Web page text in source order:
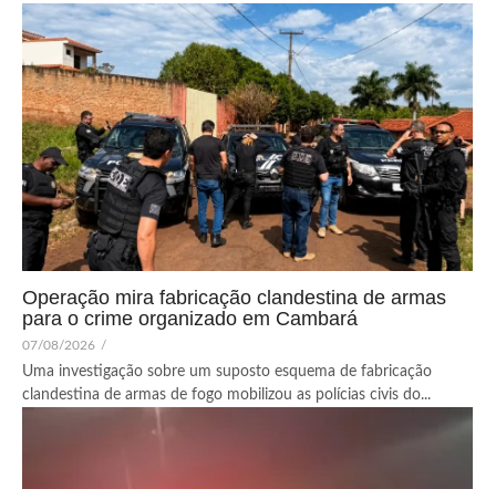
Operação mira fabricação clandestina de armas
para o crime organizado em Cambará
07/08/2026 /
Uma investigação sobre um suposto esquema de fabricação
clandestina de armas de fogo mobilizou as polícias civis do...